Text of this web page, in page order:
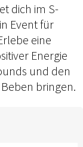
dich im S-
Event für
eine
Energie
und den
bringen.